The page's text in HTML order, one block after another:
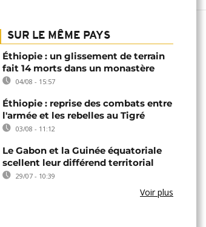
SUR LE MÊME PAYS
Éthiopie : un glissement de terrain
fait 14 morts dans un monastère
04/08 - 15:57
Éthiopie : reprise des combats entre
l'armée et les rebelles au Tigré
03/08 - 11:12
Le Gabon et la Guinée équatoriale
scellent leur différend territorial
29/07 - 10:39
Voir plus